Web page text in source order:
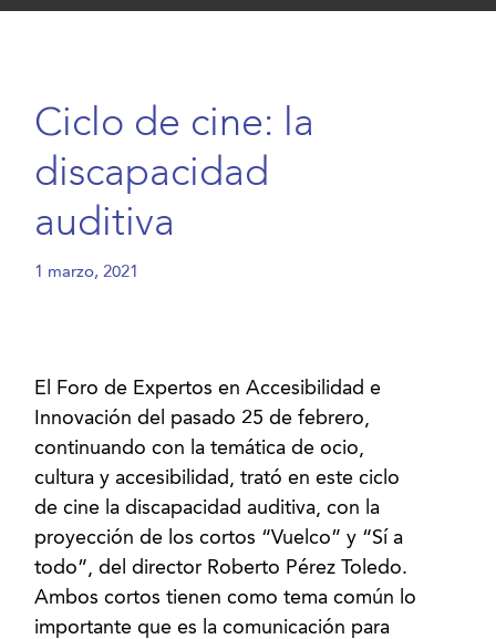
Ciclo de cine: la
discapacidad
auditiva
1 marzo, 2021
El Foro de Expertos en Accesibilidad e
Innovación del pasado 25 de febrero,
continuando con la temática de ocio,
cultura y accesibilidad, trató en este ciclo
de cine la discapacidad auditiva, con la
proyección de los cortos “Vuelco” y “Sí a
todo”, del director Roberto Pérez Toledo.
Ambos cortos tienen como tema común lo
importante que es la comunicación para